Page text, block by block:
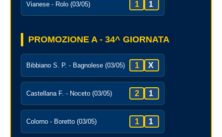
Vianese - Rolo (03/05) 1 1
PROMOZIONE A - 34^ GIORNATA
Bibbiano S. P. - Bagnolese (03/05) 1 X
Castellana F. - Noceto (03/05) 2 1
Colorno - Boretto (03/05) 1 1